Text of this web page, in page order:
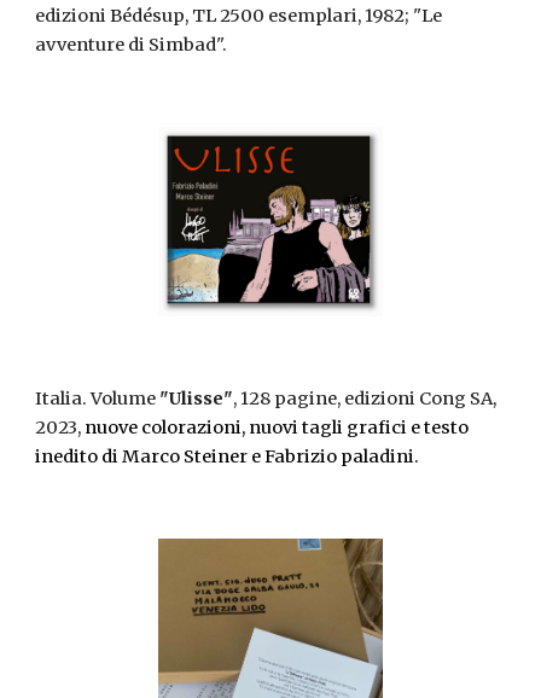
edizioni Bédésup, TL 2500 esemplari, 1982; "Le
avventure di Simbad".
Italia. Volume "Ulisse", 128 pagine, edizioni Cong SA,
2023, nuove colorazioni, nuovi tagli grafici e testo
inedito di Marco Steiner e Fabrizio paladini.